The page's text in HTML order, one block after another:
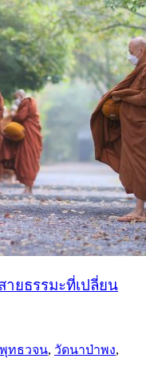
ยธรรมะที่เปลี่ยน
พุทธวจน, วัดนาป่าพง,